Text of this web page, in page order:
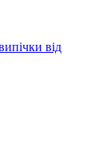
від